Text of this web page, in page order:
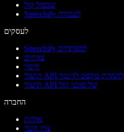
שכפול קול
Speechify לעבודה
לעסקים
Speechify למפתחים
צוותים
חינוך
תיעוד API להמרת טקסט לדיבור
תיעוד API של סוכני קול
החברה
אודות
צרו קשר